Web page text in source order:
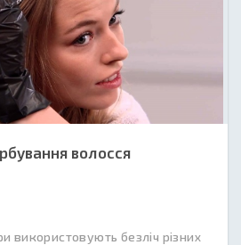
волосся
використовують безліч різних